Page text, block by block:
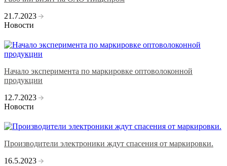
21.7.2023
Новости
Начало эксперимента по маркировке оптоволоконной
продукции
12.7.2023
Новости
Производители электроники ждут спасения от маркировки.
16.5.2023